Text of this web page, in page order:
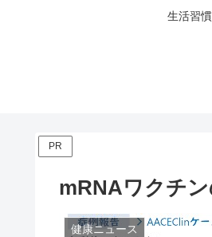
生活習
PR
mRNAワクチ
健康ニュース